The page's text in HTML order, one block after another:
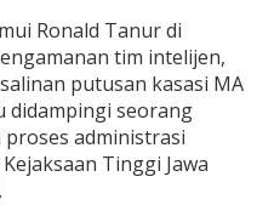
Ronald Tanur di
tim intelijen,
putusan kasasi MA
didampingi seorang
administrasi
Tinggi Jawa